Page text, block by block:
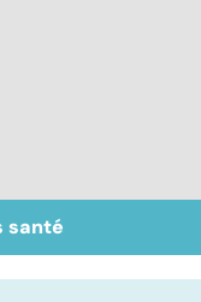
savoir sur le
santé